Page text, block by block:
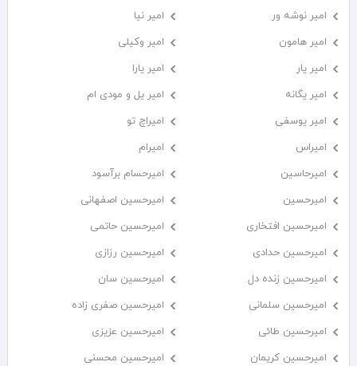
امیر نوشه ور
امیر نیا
امیر هامون
امیر وکیلی
امیر یار
امیر یارا
امیر یگانه
امیر یل و مودی ام
امیر یوسفی
امیراچ تو
امیراس
امیرام
امیرحاسین
امیرحسام برآسود
امیرحسین
امیرحسین اصفهانی
امیرحسین افتخاری
امیرحسین حاتمی
امیرحسین حدادی
امیرحسین رزازی
امیرحسین زنده دل
امیرحسین سان
امیرحسین سلمانی
امیرحسین صفری زاده
امیرحسین طائی
امیرحسین عزیزی
امیرحسین کریمان
امیرحسین محسنی